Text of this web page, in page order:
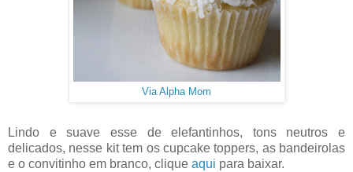
Via Alpha Mom
Lindo e suave esse de elefantinhos, tons neutros e
delicados, nesse kit tem os cupcake toppers, as bandeirolas
e o convitinho em branco, clique aqui para baixar.